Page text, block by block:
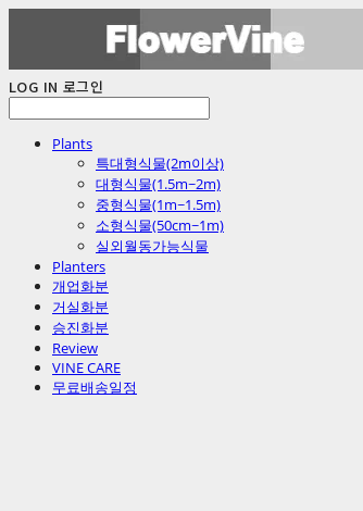
LOG IN 로그인
Plants
특대형식물(2m이상)
대형식물(1.5m~2m)
중형식물(1m~1.5m)
소형식물(50cm~1m)
실외월동가능식물
Planters
개업화분
거실화분
승진화분
Review
VINE CARE
무료배송일정